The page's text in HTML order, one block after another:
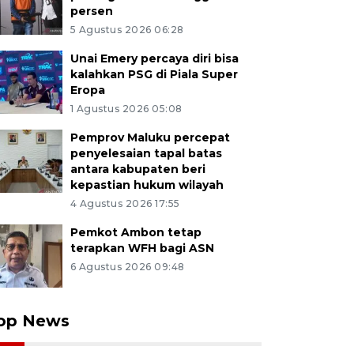
persen
5 Agustus 2026 06:28
Unai Emery percaya diri bisa
kalahkan PSG di Piala Super
Eropa
1 Agustus 2026 05:08
Pemprov Maluku percepat
penyelesaian tapal batas
antara kabupaten beri
kepastian hukum wilayah
4 Agustus 2026 17:55
Pemkot Ambon tetap
terapkan WFH bagi ASN
6 Agustus 2026 09:48
News